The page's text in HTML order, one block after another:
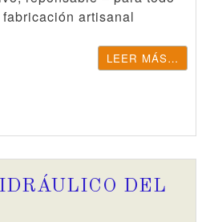
artisanal
LEER MÁS…
DEL